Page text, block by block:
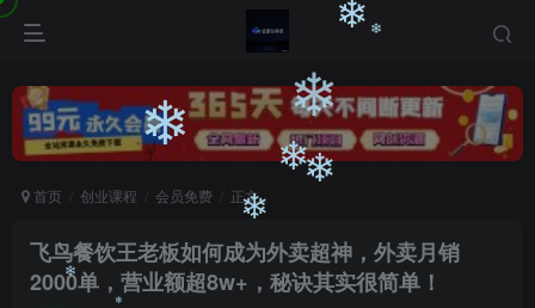
首页 创业课程 会员免费 正文
飞鸟餐饮王老板如何成为外卖超神，外卖月销
2000单，营业额超8w+，秘诀其实很简单！
❄
❄ ❄